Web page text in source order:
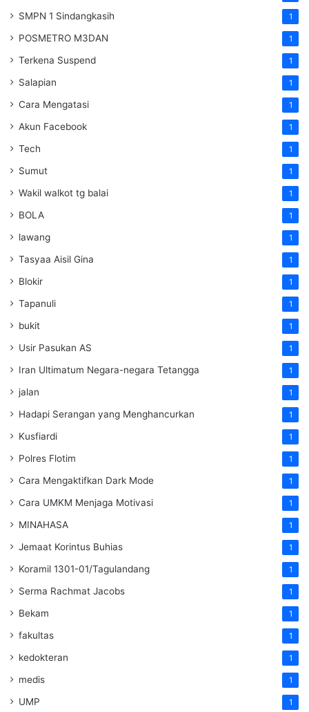
SMPN 1 Sindangkasih 1
POSMETRO M3DAN 1
Terkena Suspend 1
Salapian 1
Cara Mengatasi 1
Akun Facebook 1
Tech 1
Sumut 1
Wakil walkot tg balai 1
BOLA 1
lawang 1
Tasyaa Aisil Gina 1
Blokir 1
Tapanuli 1
bukit 1
Usir Pasukan AS 1
Iran Ultimatum Negara-negara Tetangga 1
jalan 1
Hadapi Serangan yang Menghancurkan 1
Kusfiardi 1
Polres Flotim 1
Cara Mengaktifkan Dark Mode 1
Cara UMKM Menjaga Motivasi 1
MINAHASA 1
Jemaat Korintus Buhias 1
Koramil 1301-01/Tagulandang 1
Serma Rachmat Jacobs 1
Bekam 1
fakultas 1
kedokteran 1
medis 1
UMP 1